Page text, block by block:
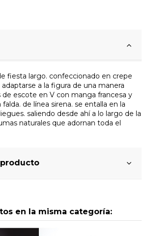
fiesta largo. confeccionado en crepe
a la figura de una manera
de escote en V con manga francesa y
falda. de línea sirena. se entalla en la
saliendo desde ahí a lo largo de la
naturales que adornan toda el
en la misma categoría: